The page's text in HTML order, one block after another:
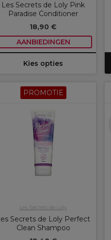
Les Secrets de Loly Pink
Paradise Conditioner
18,90 €
AANBIEDINGEN
Kies opties
PROMOTIE
Les Secrets de Loly
Secrets de Loly Perfect
Clean Shampoo